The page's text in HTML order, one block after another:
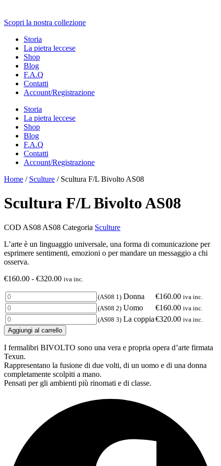
Scopri la nostra collezione
Storia
La pietra leccese
Shop
Blog
F.A.Q
Contatti
Account/Registrazione
Storia
La pietra leccese
Shop
Blog
F.A.Q
Contatti
Account/Registrazione
Home / Sculture / Scultura F/L Bivolto AS08
Scultura F/L Bivolto AS08
COD AS08 AS08 Categoria Sculture
L’arte è un linguaggio universale, una forma di comunicazione per
esprimere sentimenti, emozioni o per mandare un messaggio a chi
osserva.
€160.00 - €320.00Fascia
da
€160.00
a
€320.00
iva inc.
Donna
quantità
(AS08 1) Donna €160.00 iva inc.
Uomo
quantità
(AS08 2) Uomo €160.00 iva inc.
La
coppia
quantità
(AS08 3) La coppia€320.00 iva inc.
Aggiungi al carrello
I fermalibri BIVOLTO sono una vera e propria opera d’arte firmata
Texun.
Rappresentano la fusione di due volti, di un uomo e di una donna
completamente scolpiti a mano.
Pensati per gli ambienti più rinomati e di classe.